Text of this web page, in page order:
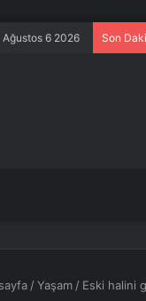
Ağustos 6 2026 Son
/Yaşam / Eski halini